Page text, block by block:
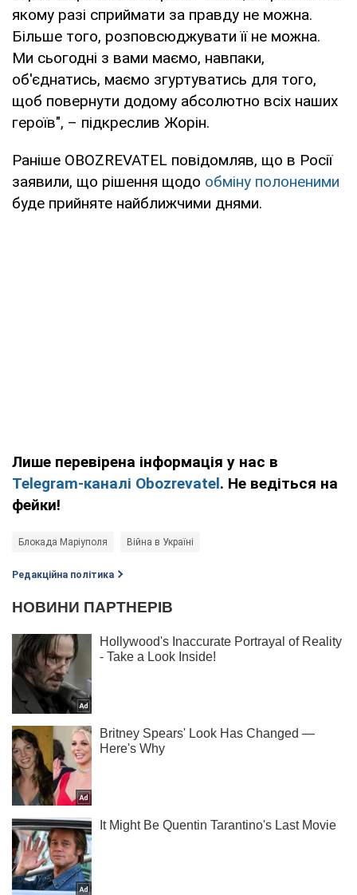
якому разі сприймати за правду не можна.
Більше того, розповсюджувати її не можна.
Ми сьогодні з вами маємо, навпаки,
об'єднатись, маємо згуртуватись для того,
щоб повернути додому абсолютно всіх наших
героїв", – підкреслив Жорін.
Раніше OBOZREVATEL повідомляв, що в Росії
заявили, що рішення щодо обміну полоненими
буде прийняте найближчими днями.
Лише перевірена інформація у нас в
Telegram-каналі Obozrevatel. Не ведіться на
фейки!
Блокада Маріуполя Війна в Україні
Редакційна політика